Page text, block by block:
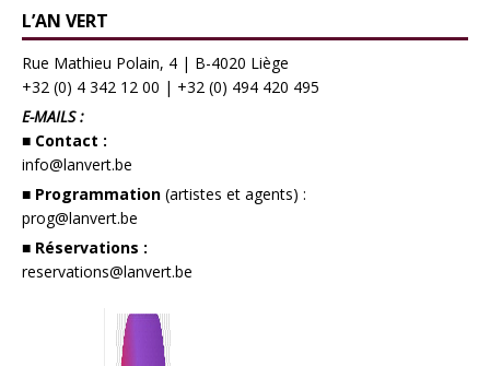
L’AN VERT
Rue Mathieu Polain, 4 | B-4020 Liège
+32 (0) 4 342 12 00 | +32 (0) 494 420 495
E-MAILS :
■ Contact :
info@lanvert.be
■ Programmation (artistes et agents) :
prog@lanvert.be
■ Réservations :
reservations@lanvert.be